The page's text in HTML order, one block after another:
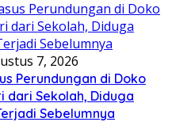
7, 2026
Perundungan di Doko
dari Sekolah, Diduga
Sebelumnya